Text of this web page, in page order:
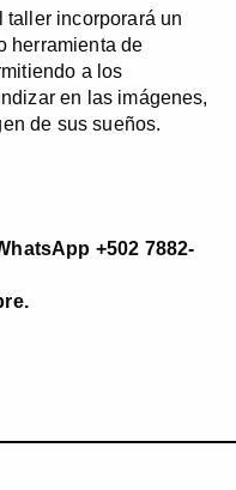
taller incorporará un
herramienta de
a los
en las imágenes,
de sus sueños.
+502 7882-